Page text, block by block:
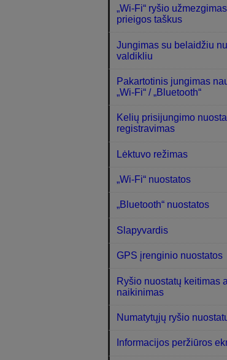
„Wi-Fi“ ryšio
prieigos taškus
Jungimas su belaidžiu
valdikliu
Pakartotinis jungimas
„Wi-Fi“ / „Bluetooth“
Kelių prisijungimo
registravimas
Lėktuvo režimas
„Wi-Fi“ nuostatos
„Bluetooth“ nuostatos
Slapyvardis
GPS įrenginio nuostatos
Ryšio nuostatų keitimas
naikinimas
Numatytųjų ryšio
Informacijos peržiūros